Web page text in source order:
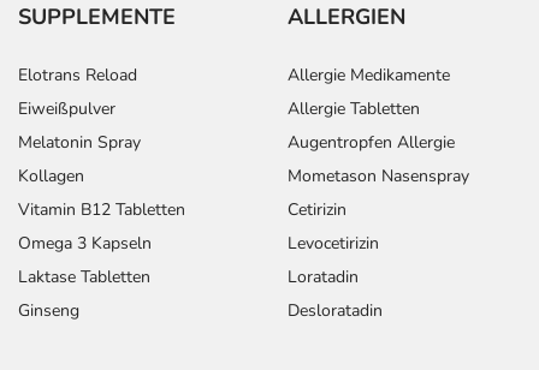
SUPPLEMENTE
Elotrans Reload
Eiweißpulver
Melatonin Spray
Kollagen
Vitamin B12 Tabletten
Omega 3 Kapseln
Laktase Tabletten
Ginseng
ALLERGIEN
Allergie Medikamente
Allergie Tabletten
Augentropfen Allergie
Mometason Nasenspray
Cetirizin
Levocetirizin
Loratadin
Desloratadin